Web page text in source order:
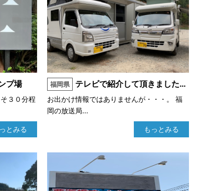
プ場
３０分程
とみる
福岡県 テレビで紹介して頂きました。バリはやzip！
お出かけ情報ではありませんが・・・。 福
岡の放送局...
もっとみる